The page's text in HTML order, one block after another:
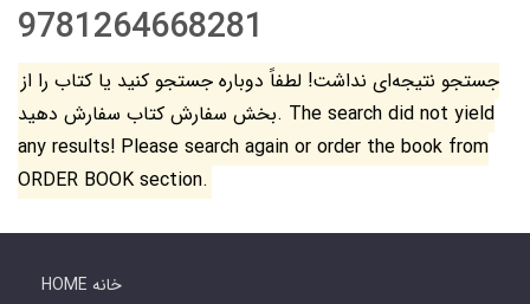
9781264668281
جستجو نتیجه‌ای نداشت! لطفاً دوباره جستجو کنید یا کتاب را از
بخش سفارش کتاب سفارش دهید. The search did not yield
any results! Please search again or order the book from
ORDER BOOK section.
HOME خانه